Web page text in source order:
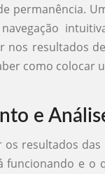
permanência.
nos resultados
como colocar
e
resultados
funcionando e o